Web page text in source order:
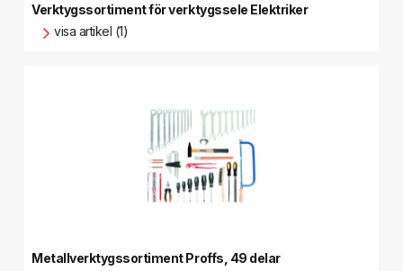
Verktygssortiment för verktygssele Elektriker
visa artikel (1)
Metallverktygssortiment Proffs, 49 delar